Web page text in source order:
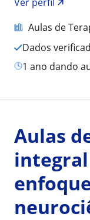
Aulas de
Dados
1 ano dando
Aulas